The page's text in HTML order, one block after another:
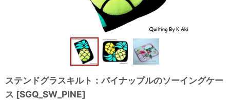
ステンドグラスキルト：パイナップルのソーイングケー
ス [SGQ_SW_PINE]